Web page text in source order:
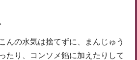
んの水気は捨てずに、まんじゅう
たり、コンソメ餡に加えたりして